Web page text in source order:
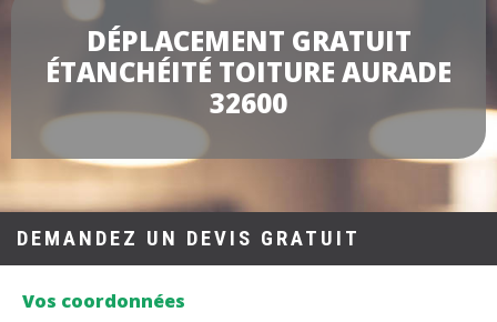
DÉPLACEMENT GRATUIT
ÉTANCHÉITÉ TOITURE AURADE
32600
DEMANDEZ UN DEVIS GRATUIT
Vos coordonnées